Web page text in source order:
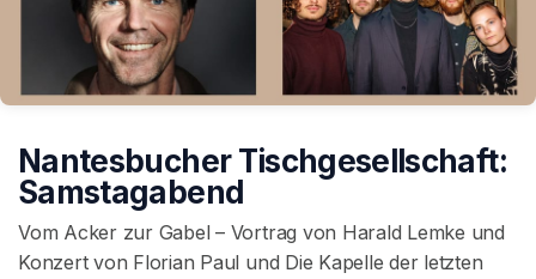
Nantesbucher Tischgesellschaft:
Samstagabend
Vom Acker zur Gabel – Vortrag von Harald Lemke und
Konzert von Florian Paul und Die Kapelle der letzten